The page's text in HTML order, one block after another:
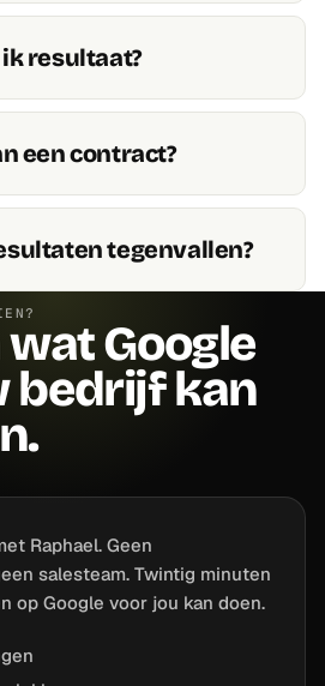
resultaat?
een contract?
tegenvallen?
Google
bedrijf kan
Raphael. Geen
salesteam. Twintig minuten
op Google voor jou kan doen.